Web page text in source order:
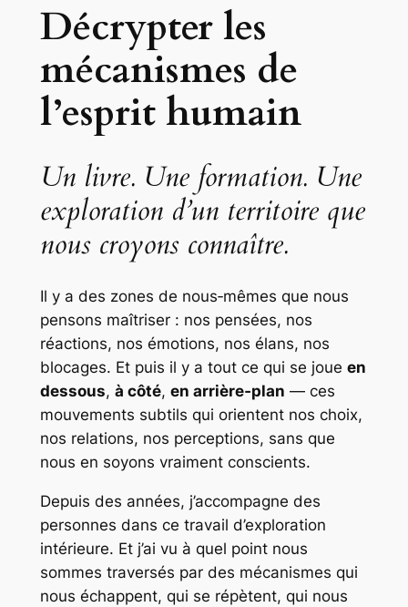
Décrypter les
mécanismes de
l’esprit humain
Un livre. Une formation. Une
exploration d’un territoire que
nous croyons connaître.
Il y a des zones de nous‑mêmes que nous
pensons maîtriser : nos pensées, nos
réactions, nos émotions, nos élans, nos
blocages. Et puis il y a tout ce qui se joue en
dessous, à côté, en arrière‑plan — ces
mouvements subtils qui orientent nos choix,
nos relations, nos perceptions, sans que
nous en soyons vraiment conscients.
Depuis des années, j’accompagne des
personnes dans ce travail d’exploration
intérieure. Et j’ai vu à quel point nous
sommes traversés par des mécanismes qui
nous échappent, qui se répètent, qui nous